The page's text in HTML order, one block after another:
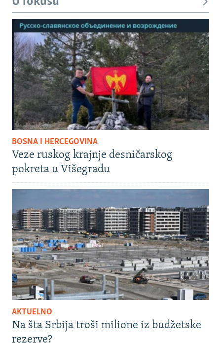
BOSNA I HERCEGOVINA
Veze ruskog krajnje desničarskog
pokreta u Višegradu
AKTUELNO
Na šta Srbija troši milione iz budžetske
rezerve?